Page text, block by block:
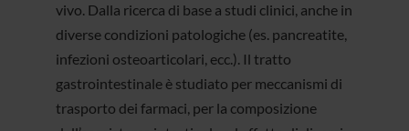
vivo. Dalla ricerca di base a studi clinici, anche in
diverse condizioni patologiche (es. pancreatite,
infezioni osteoarticolari, ecc.). Il tratto
gastrointestinale è studiato per meccanismi di
trasporto dei farmaci, per la composizione